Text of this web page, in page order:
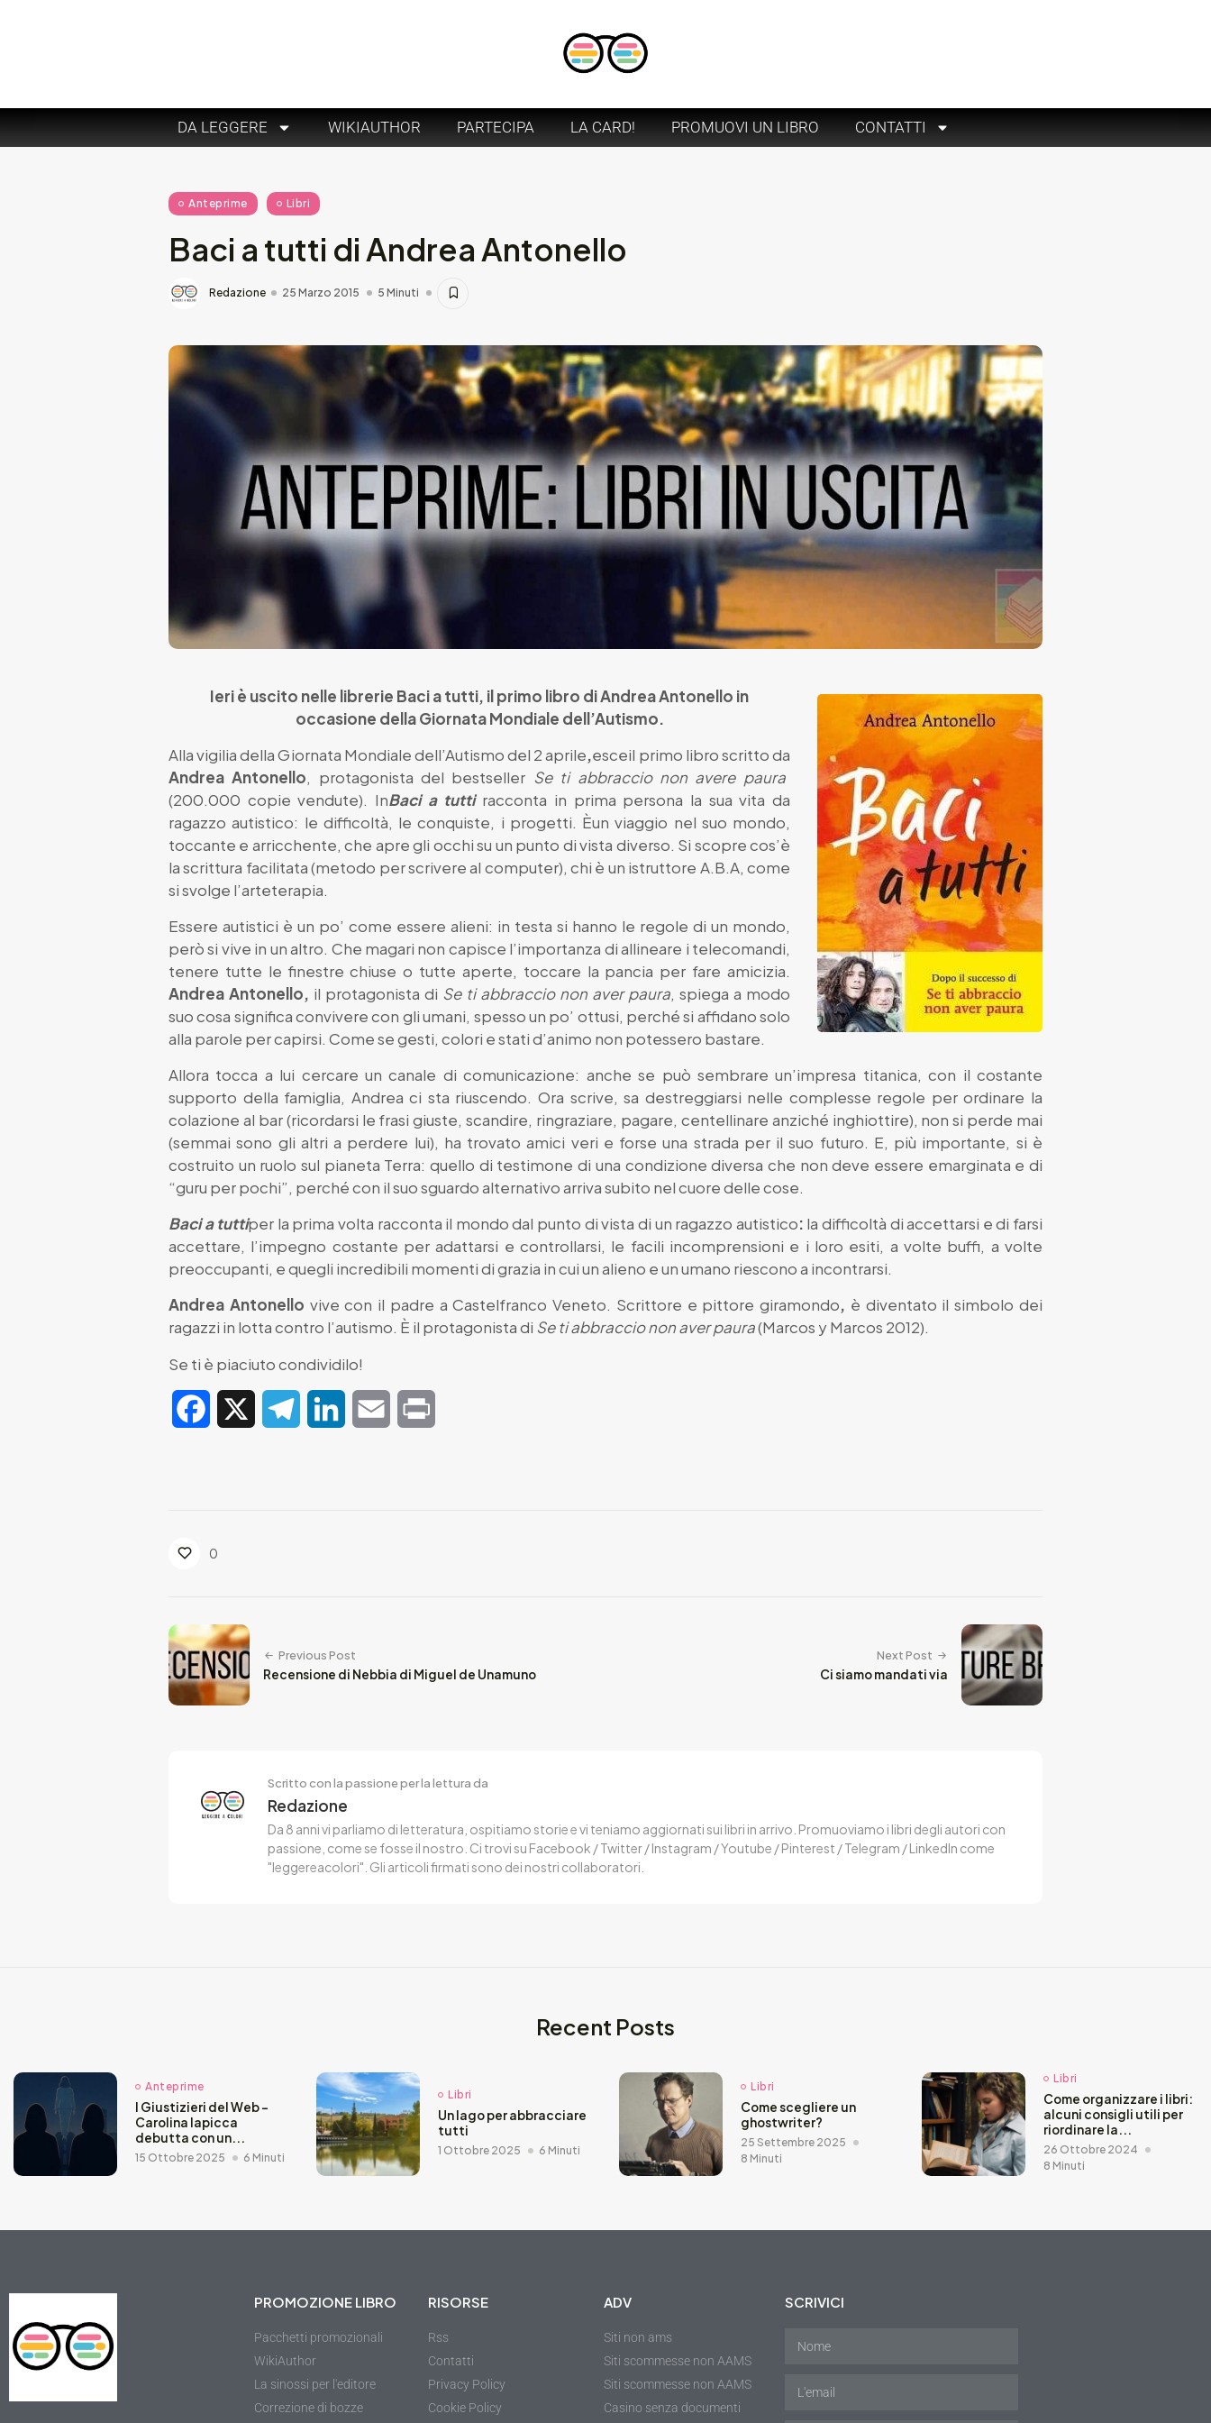
DA LEGGERE WIKIAUTHOR PARTECIPA LA CARD! PROMUOVI UN LIBRO CONTATTI
Anteprime Libri
Baci a tutti di Andrea Antonello
Redazione 25 Marzo 2015 5 Minuti
Ieri è uscito nelle librerie Baci a tutti, il primo libro di Andrea Antonello in
occasione della Giornata Mondiale dell’Autismo.
Alla vigilia della Giornata Mondiale dell’Autismo del 2 aprile,esceil primo libro scritto da
Andrea Antonello, protagonista del bestseller Se ti abbraccio non avere paura
(200.000 copie vendute). InBaci a tuttiracconta in prima persona la sua vita da
ragazzo autistico: le difficoltà, le conquiste, i progetti. Èun viaggio nel suo mondo,
toccante e arricchente, che apre gli occhi su un punto di vista diverso. Si scopre cos’è
la scrittura facilitata (metodo per scrivere al computer), chi è un istruttore A.B.A, come
si svolge l’arteterapia.
Essere autistici è un po’ come essere alieni: in testa si hanno le regole di un mondo,
però si vive in un altro. Che magari non capisce l’importanza di allineare i telecomandi,
tenere tutte le finestre chiuse o tutte aperte, toccare la pancia per fare amicizia.
Andrea Antonello, il protagonista di Se ti abbraccio non aver paura, spiega a modo
suo cosa significa convivere con gli umani, spesso un po’ ottusi, perché si affidano solo
alla parole per capirsi. Come se gesti, colori e stati d’animo non potessero bastare.
Allora tocca a lui cercare un canale di comunicazione: anche se può sembrare un’impresa titanica, con il costante
supporto della famiglia, Andrea ci sta riuscendo. Ora scrive, sa destreggiarsi nelle complesse regole per ordinare la
colazione al bar (ricordarsi le frasi giuste, scandire, ringraziare, pagare, centellinare anziché inghiottire), non si perde mai
(semmai sono gli altri a perdere lui), ha trovato amici veri e forse una strada per il suo futuro. E, più importante, si è
costruito un ruolo sul pianeta Terra: quello di testimone di una condizione diversa che non deve essere emarginata e di
“guru per pochi”, perché con il suo sguardo alternativo arriva subito nel cuore delle cose.
Baci a tuttiper la prima volta racconta il mondo dal punto di vista di un ragazzo autistico: la difficoltà di accettarsi e di farsi
accettare, l’impegno costante per adattarsi e controllarsi, le facili incomprensioni e i loro esiti, a volte buffi, a volte
preoccupanti, e quegli incredibili momenti di grazia in cui un alieno e un umano riescono a incontrarsi.
Andrea Antonello vive con il padre a Castelfranco Veneto. Scrittore e pittore giramondo, è diventato il simbolo dei
ragazzi in lotta contro l’autismo. È il protagonista di Se ti abbraccio non aver paura(Marcos y Marcos 2012).
Se ti è piaciuto condividilo!
Facebook TelegramLinkedIn Email
0
Previous Post
Recensione di Nebbia di Miguel de Unamuno
Next Post
Ci siamo mandati via
Scritto con la passione per la lettura da
Redazione
Da 8 anni vi parliamo di letteratura, ospitiamo storie e vi teniamo aggiornati sui libri in arrivo. Promuoviamo i libri degli autori con
passione, come se fosse il nostro. Ci trovi su Facebook / Twitter / Instagram / Youtube / Pinterest / Telegram / LinkedIn come
"leggereacolori". Gli articoli firmati sono dei nostri collaboratori.
Recent Posts
Anteprime
I Giustizieri del Web –
Carolina Iapicca
debutta con un...
15 Ottobre 2025 6 Minuti
Libri
Un lago per abbracciare
tutti
1 Ottobre 2025 6 Minuti
Libri
Come scegliere un
ghostwriter?
25 Settembre 2025
8 Minuti
Libri
Come organizzare i libri:
alcuni consigli utili per
riordinare la...
26 Ottobre 2024
8 Minuti
PROMOZIONE LIBRO
Pacchetti promozionali
WikiAuthor
La sinossi per l'editore
Correzione di bozze
RISORSE
Rss
Contatti
Privacy Policy
Cookie Policy
ADV
Siti non ams
Siti scommesse non AAMS
Siti scommesse non AAMS
Casino senza documenti
SCRIVICI